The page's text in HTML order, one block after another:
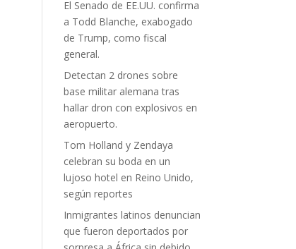
El Senado de EE.UU. confirma
a Todd Blanche, exabogado
de Trump, como fiscal
general.
Detectan 2 drones sobre
base militar alemana tras
hallar dron con explosivos en
aeropuerto.
Tom Holland y Zendaya
celebran su boda en un
lujoso hotel en Reino Unido,
según reportes
Inmigrantes latinos denuncian
que fueron deportados por